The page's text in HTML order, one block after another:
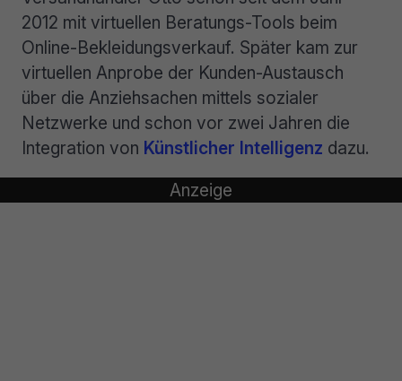
2012 mit virtuellen Beratungs-Tools beim
Online-Bekleidungsverkauf. Später kam zur
virtuellen Anprobe der Kunden-Austausch
über die Anziehsachen mittels sozialer
Netzwerke und schon vor zwei Jahren die
Integration von Künstlicher Intelligenz dazu.